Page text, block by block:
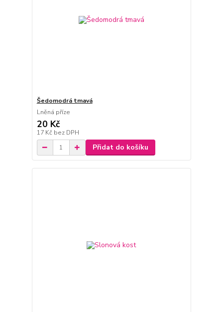
Šedomodrá tmavá
Lněná příze
20 Kč
17 Kč bez DPH
Přidat do košíku